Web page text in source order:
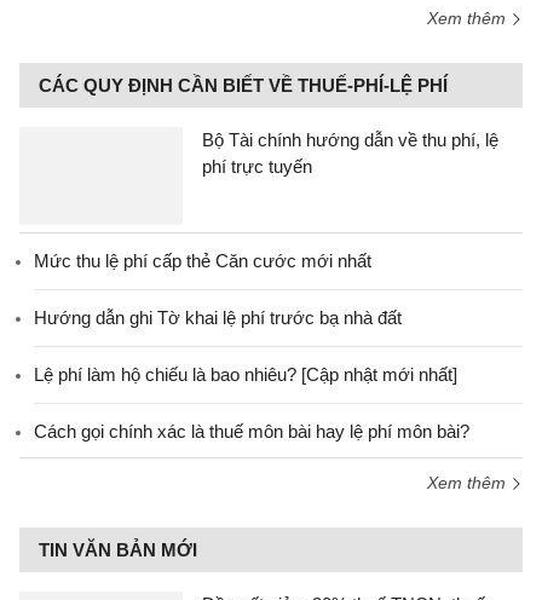
Xem thêm
CÁC QUY ĐỊNH CẦN BIẾT VỀ THUẾ-PHÍ-LỆ PHÍ
Bộ Tài chính hướng dẫn về thu phí, lệ
phí trực tuyến
Mức thu lệ phí cấp thẻ Căn cước mới nhất
Hướng dẫn ghi Tờ khai lệ phí trước bạ nhà đất
Lệ phí làm hộ chiếu là bao nhiêu? [Cập nhật mới nhất]
Cách gọi chính xác là thuế môn bài hay lệ phí môn bài?
Xem thêm
TIN VĂN BẢN MỚI